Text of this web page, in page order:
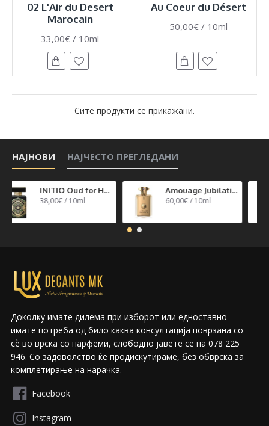
02 L'Air du Desert
Marocain
33,00€ / 10ml
Au Coeur du Désert
50,00€ / 10ml
Сите продукти се прикажани.
НАЈНОВИ НАЈЧЕСТО ПРЕГЛЕДАНИ
38,00€ / 10ml 60,00€ / 10ml
Доколку имате дилема при изборот или едноставно
имате потреба од било каква консултација поврзана со
сѐ во врска со парфеми, слободно јавете се на 078 225
946. Со задоволство ќе продискутираме, без обврска за
комплетирање на нарачка.
Facebook
Instagram